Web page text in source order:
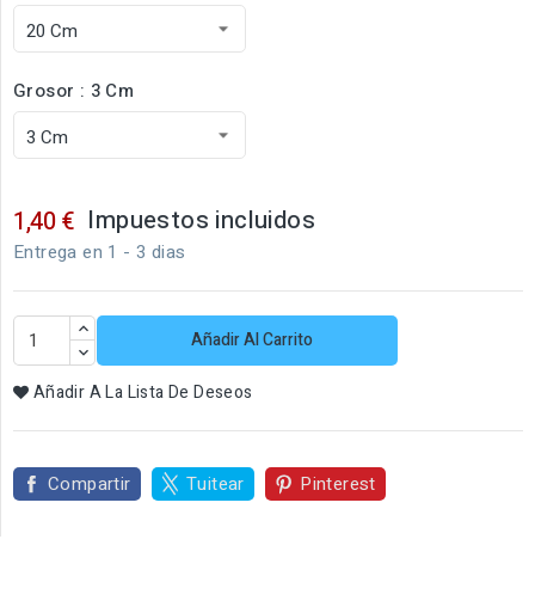
Grosor : 3 Cm
1,40 € Impuestos incluidos
Entrega en 1 - 3 dias
Añadir Al Carrito
Añadir A La Lista De Deseos
Compartir Tuitear Pinterest